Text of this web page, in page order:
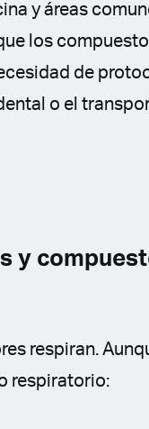
y áreas
los
de
o el
y
respiran.
respiratorio: